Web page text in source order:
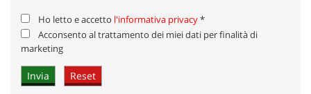
Ho letto e accetto l'informativa privacy*
Acconsento al trattamento dei miei dati per finalità di
marketing